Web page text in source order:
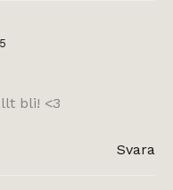
bli! <3
Svara